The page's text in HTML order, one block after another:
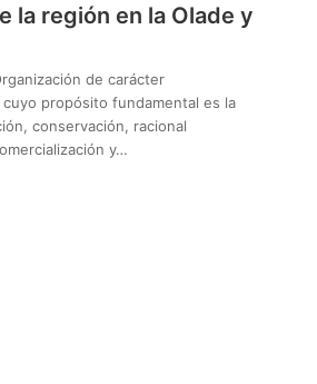
la región en la Olade y
de carácter
propósito fundamental es la
conservación, racional
y…